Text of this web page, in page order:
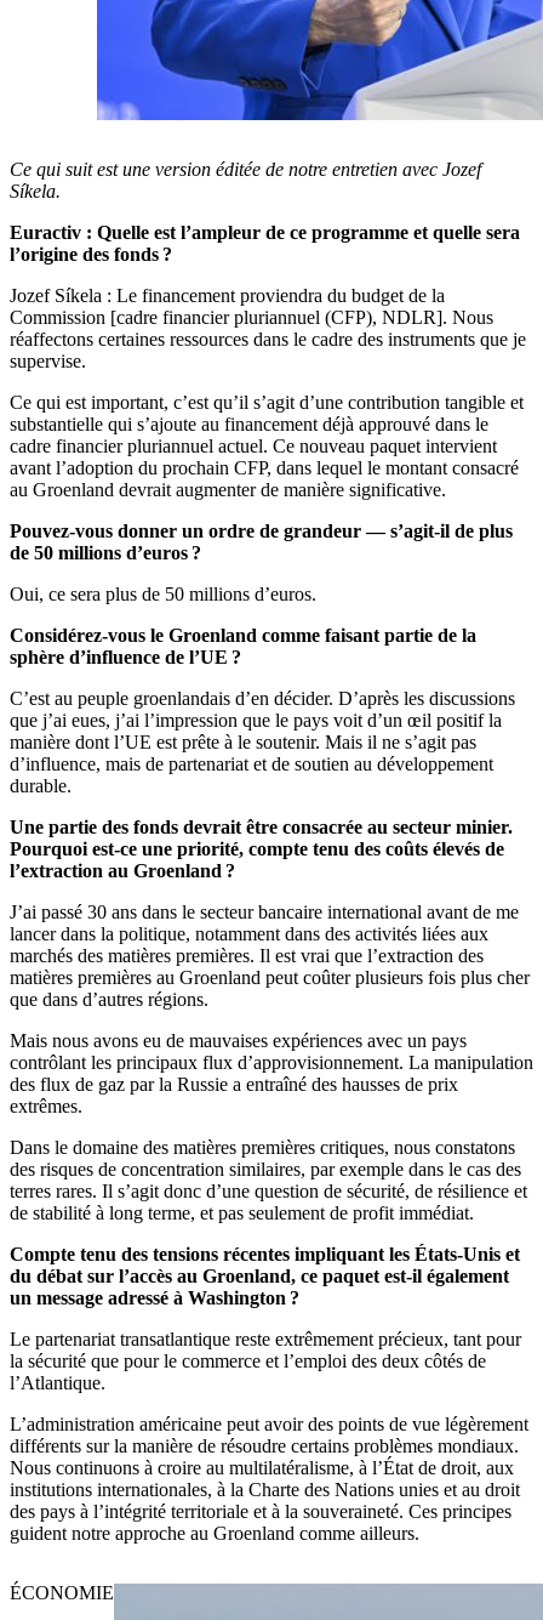
Ce qui suit est une version éditée de notre entretien avec Jozef
Síkela.
Euractiv : Quelle est l’ampleur de ce programme et quelle sera
l’origine des fonds ?
Jozef Síkela : Le financement proviendra du budget de la
Commission [cadre financier pluriannuel (CFP), NDLR]. Nous
réaffectons certaines ressources dans le cadre des instruments que je
supervise.
Ce qui est important, c’est qu’il s’agit d’une contribution tangible et
substantielle qui s’ajoute au financement déjà approuvé dans le
cadre financier pluriannuel actuel. Ce nouveau paquet intervient
avant l’adoption du prochain CFP, dans lequel le montant consacré
au Groenland devrait augmenter de manière significative.
Pouvez-vous donner un ordre de grandeur — s’agit-il de plus
de 50 millions d’euros ?
Oui, ce sera plus de 50 millions d’euros.
Considérez-vous le Groenland comme faisant partie de la
sphère d’influence de l’UE ?
C’est au peuple groenlandais d’en décider. D’après les discussions
que j’ai eues, j’ai l’impression que le pays voit d’un œil positif la
manière dont l’UE est prête à le soutenir. Mais il ne s’agit pas
d’influence, mais de partenariat et de soutien au développement
durable.
Une partie des fonds devrait être consacrée au secteur minier.
Pourquoi est-ce une priorité, compte tenu des coûts élevés de
l’extraction au Groenland ?
J’ai passé 30 ans dans le secteur bancaire international avant de me
lancer dans la politique, notamment dans des activités liées aux
marchés des matières premières. Il est vrai que l’extraction des
matières premières au Groenland peut coûter plusieurs fois plus cher
que dans d’autres régions.
Mais nous avons eu de mauvaises expériences avec un pays
contrôlant les principaux flux d’approvisionnement. La manipulation
des flux de gaz par la Russie a entraîné des hausses de prix
extrêmes.
Dans le domaine des matières premières critiques, nous constatons
des risques de concentration similaires, par exemple dans le cas des
terres rares. Il s’agit donc d’une question de sécurité, de résilience et
de stabilité à long terme, et pas seulement de profit immédiat.
Compte tenu des tensions récentes impliquant les États-Unis et
du débat sur l’accès au Groenland, ce paquet est-il également
un message adressé à Washington ?
Le partenariat transatlantique reste extrêmement précieux, tant pour
la sécurité que pour le commerce et l’emploi des deux côtés de
l’Atlantique.
L’administration américaine peut avoir des points de vue légèrement
différents sur la manière de résoudre certains problèmes mondiaux.
Nous continuons à croire au multilatéralisme, à l’État de droit, aux
institutions internationales, à la Charte des Nations unies et au droit
des pays à l’intégrité territoriale et à la souveraineté. Ces principes
guident notre approche au Groenland comme ailleurs.
ÉCONOMIE